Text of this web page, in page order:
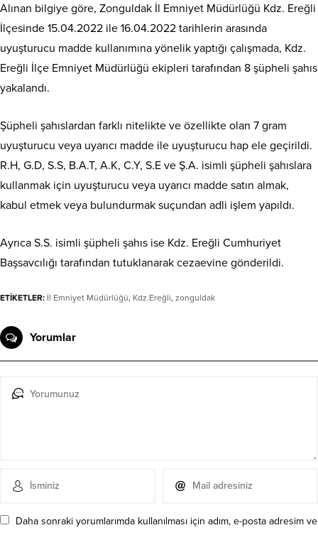
Alınan bilgiye göre, Zonguldak İl Emniyet Müdürlüğü Kdz. Ereğli
İlçesinde 15.04.2022 ile 16.04.2022 tarihlerin arasında
uyuşturucu madde kullanımına yönelik yaptığı çalışmada, Kdz.
Ereğli İlçe Emniyet Müdürlüğü ekipleri tarafından 8 şüpheli şahıs
yakalandı.
Şüpheli şahıslardan farklı nitelikte ve özellikte olan 7 gram
uyuşturucu veya uyarıcı madde ile uyuşturucu hap ele geçirildi.
R.H, G.D, S.S, B.A.T, A.K, C.Y, S.E ve Ş.A. isimli şüpheli şahıslara
kullanmak için uyuşturucu veya uyarıcı madde satın almak,
kabul etmek veya bulundurmak suçundan adli işlem yapıldı.
Ayrıca S.S. isimli şüpheli şahıs ise Kdz. Ereğli Cumhuriyet
Başsavcılığı tarafından tutuklanarak cezaevine gönderildi.
ETİKETLER: İl Emniyet Müdürlüğü, Kdz.Ereğli, zonguldak
Yorumlar
Daha sonraki yorumlarımda kullanılması için adım, e-posta adresim ve